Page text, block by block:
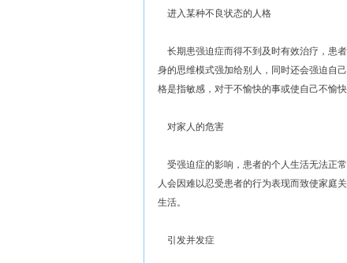
进入某种不良状态的人格
长期患强迫症而得不到及时有效治疗，患
身的思维模式强加给别人，同时还会强迫自
格是指敏感，对于不愉快的事或使自己不愉快
对家人的危害
受强迫症的影响，患者的个人生活无法正
人会因难以忍受患者的行为表现而致使家庭
生活。
引发并发症